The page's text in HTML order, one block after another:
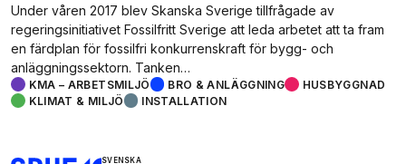
Under våren 2017 blev Skanska Sverige tillfrågade av
regeringsinitiativet Fossilfritt Sverige att leda arbetet att ta fram
en färdplan för fossilfri konkurrenskraft för bygg- och
anläggningssektorn. Tanken…
KMA – ARBETSMILJÖ BRO & ANLÄGGNING
HUSBYGGNAD
KLIMAT & MILJÖ
INSTALLATION
SVENSKA